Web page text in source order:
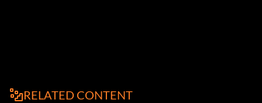
RELATED CONTENT